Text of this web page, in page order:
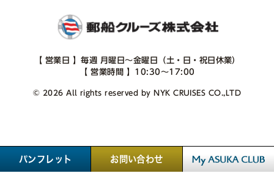
【 営業日 】毎週 月曜日～金曜日（土・日・祝日休業）
【 営業時間 】10:30～17:00
© 2026 All rights reserved by NYK CRUISES CO.,LTD
パンフレット お問い合わせ